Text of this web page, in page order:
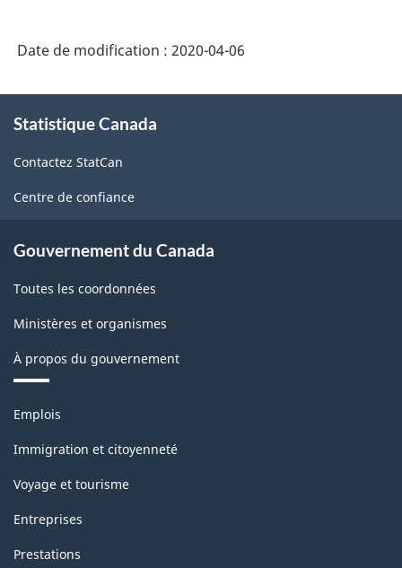
Date de modification : 2020-04-06
propos
ce
site
Statistique Canada
Contactez StatCan
Centre de confiance
Gouvernement du Canada
Toutes les coordonnées
Ministères et organismes
À propos du gouvernement
Thèmes
sujets
Emplois
Immigration et citoyenneté
Voyage et tourisme
Entreprises
Prestations